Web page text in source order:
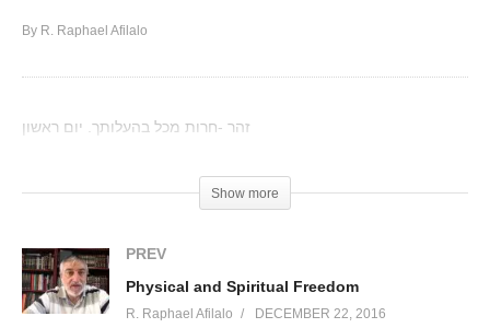
By R. Raphael Afilalo
זהר -חרות מכל בהעלותך. יום ראשון
Show more
PREV
Physical and Spiritual Freedom
R. Raphael Afilalo DECEMBER 22, 2016